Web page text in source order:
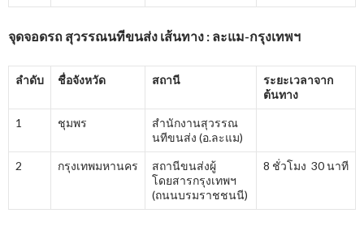
จุดจอดรถ สุวรรณนทีขนส่ง เส้นทาง : ละแม-กรุงเทพฯ
ลำดับ ชื่อจังหวัด สถานี
ระยะเวลาจาก
ต้นทาง
1 ชุมพร
สำนักงานสุวรรณ
นทีขนส่ง (อ.ละแม)
2 กรุงเทพมหานคร
สถานีขนส่งผู้
โดยสารกรุงเทพฯ
(ถนนบรมราชชนนี)
8 ชั่วโมง 30 นาที